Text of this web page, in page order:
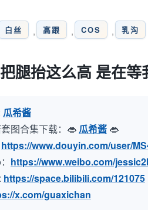
白丝 , 高跟 , COS , 乳沟
腿抬这么高 是在
瓜希酱
图合集下载：👄 瓜希酱 👄
https://www.douyin.com/user/
https://www.weibo.com/
https://space.bilibili.com/121075
x.com/guaxichan